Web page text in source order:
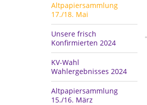
Altpapiersammlung
17./18. Mai
Unsere frisch
Konfirmierten 2024
KV-Wahl
Wahlergebnisses 2024
Altpapiersammlung
15./16. März